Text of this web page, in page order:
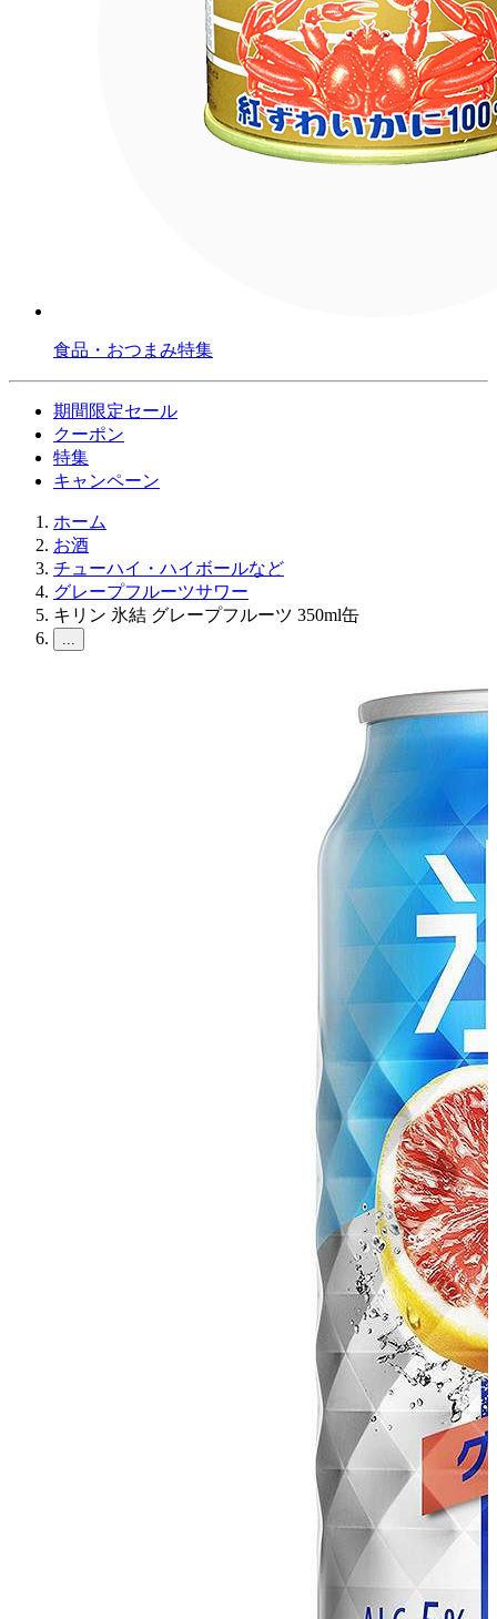
食品・おつまみ特集
期間限定セール
クーポン
特集
キャンペーン
ホーム
お酒
チューハイ・ハイボールなど
グレープフルーツサワー
キリン 氷結 グレープフルーツ 350ml缶
...